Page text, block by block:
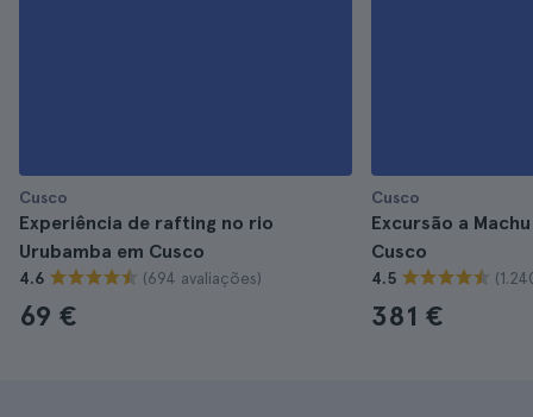
Cusco
Experiência de rafting no rio
Urubamba em Cusco
4.6 (694 avaliações)
69 €
Cusco
Excursão a
Cusco
4.5
381 €